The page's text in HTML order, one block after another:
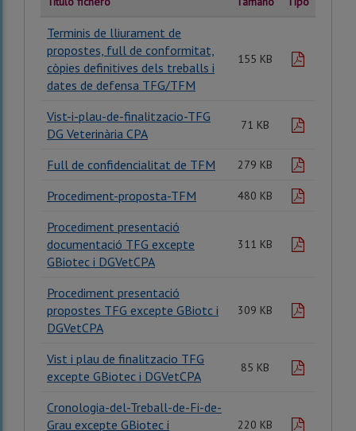
Terminis de lliurament de
propostes, full de conformitat,
còpies definitives dels treballs i
dates de defensa TFG/TFM
155 KB pdf
Vist-i-plau-de-finalitzacio-TFG
DG Veterinària CPA
71 KB pdf
Full de confidencialitat de TFM 279 KB pdf
Procediment-proposta-TFM 480 KB pdf
Procediment presentació
documentació TFG excepte
GBiotec i DGVetCPA
311 KB pdf
Procediment presentació
propostes TFG excepte GBiotc i
DGVetCPA
309 KB pdf
Vist i plau de finalitzacio TFG
excepte GBiotec i DGVetCPA
85 KB pdf
Cronologia-del-Treball-de-Fi-de-
Grau excepte GBiotec i
220 KB pdf